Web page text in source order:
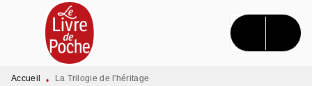
MENU RECHERCHE CONTENU
PIED DE PAGE
Accueil • La Trilogie de l'héritage